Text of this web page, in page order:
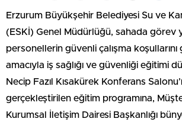
Erzurum Büyükşehir Belediyesi Su ve
(ESKİ) Genel Müdürlüğü, sahada görev
personellerin güvenli çalışma
amacıyla iş sağlığı ve güvenliği eğitimi
Necip Fazıl Kısakürek Konferans
gerçekleştirilen eğitim programına,
Kurumsal İletişim Dairesi Başkanlığı